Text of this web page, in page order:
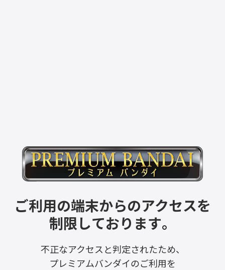
ご利用の端末からのアクセスを
制限しております。
不正なアクセスと判定されたため、
プレミアムバンダイのご利用を